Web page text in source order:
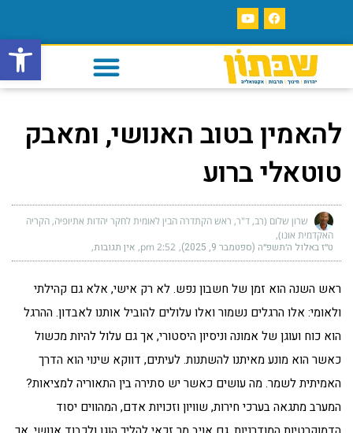
פתח
להאמין בטוב האנושי, ומאבק
טוטאלי ברוע
שרון שלום (רב, ד"ר, ראש הקתדרה הבין לאומית לחקר יהדות אתיופיה, הקריה
האקדמית אונו)
ט״ז באלול ה׳תשפ״ה (ספטמבר 9, 2025) 2:52 pm אין תגובות
ראש השנה הוא זמן של חשבון נפש. לא רק אישי, אלא גם קהילתי
ולאומי: אלו הרגלים נשמור ואלו עלולים להוביל אותנו לאבדון. ההרגל
הוא כוח ועוגן של אמונה וניסיון היסטורי, אך גם עלול להיות מכשול
כאשר הוא מונע מאיתנו להשתנות. לעיתים, דווקא שינוי הוא הדרך
האמיתית לשמר. מה עושים כאשר יש סתירה בין התאוריה למציאות?
המערב מתגאה בערכי חירות, שוויון וזכויות אדם, המהווים יסוד